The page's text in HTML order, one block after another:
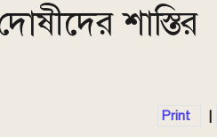
শাস্তির
Print |